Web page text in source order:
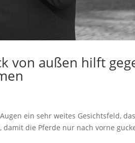
von außen hilft
ein sehr weites Gesichtsfeld,
die Pferde nur nach vorne